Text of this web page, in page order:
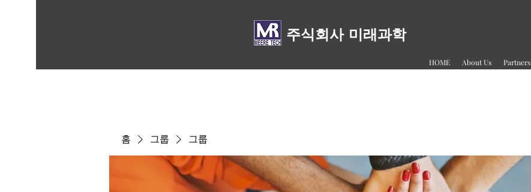
주식회사 미래과학
HOME About Us Partners
홈 그룹 그룹